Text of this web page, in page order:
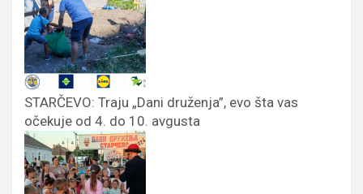
STARČEVO: Traju „Dani druženja”, evo šta vas
očekuje od 4. do 10. avgusta